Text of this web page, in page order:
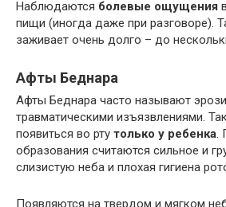
Наблюдаются болевые ощущения
пищи (иногда даже при разговоре).
заживает очень долго – до
Афты Беднара
Афты Беднара часто называют
травматическими изъязвлениями.
появиться во рту только у ребенка.
образования считаются сильное и
слизистую неба и плохая гигиена
Появляются на твердом и мягком